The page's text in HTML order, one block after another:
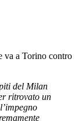
va a Torino contro
del Milan
ritrovato un